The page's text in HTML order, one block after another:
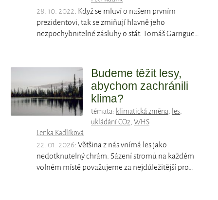
28. 10. 2022: Když se mluví o našem prvním
prezidentovi, tak se zmiňují hlavně jeho
nezpochybnitelné zásluhy o stát. Tomáš Garrigue…
Budeme těžit lesy,
abychom zachránili
klima?
témata: klimatická změna, les,
ukládání CO2, WHS
Lenka Kadlíková
22. 01. 2026: Většina z nás vnímá les jako
nedotknutelný chrám. Sázení stromů na každém
volném místě považujeme za nejdůležitější pro…